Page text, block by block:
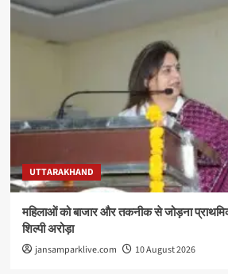
UTTARAKHAND
महिलाओं को बाजार और तकनीक से जोड़ना
शिल्पी अरोड़ा
jansamparklive.com 10 August 2026